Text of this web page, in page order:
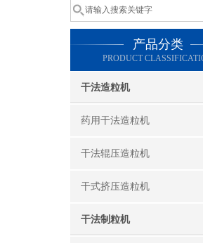
产品分类
PRODUCT
干法造粒机
药用干法造粒机
干法辊压造粒机
干式挤压造粒机
干法制粒机